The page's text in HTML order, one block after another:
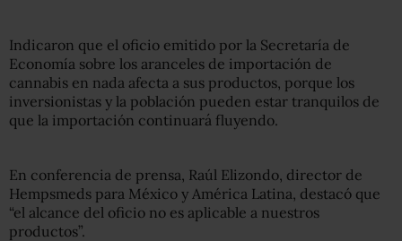
Indicaron que el oficio emitido por la Secretaría de
Economía sobre los aranceles de importación de
cannabis en nada afecta a sus productos, porque los
inversionistas y la población pueden estar tranquilos de
que la importación continuará fluyendo.
En conferencia de prensa, Raúl Elizondo, director de
Hempsmeds para México y América Latina, destacó que
“el alcance del oficio no es aplicable a nuestros
productos”.